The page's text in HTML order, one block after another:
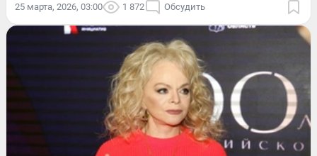
25 марта, 2026, 03:00 1 872 Обсудить